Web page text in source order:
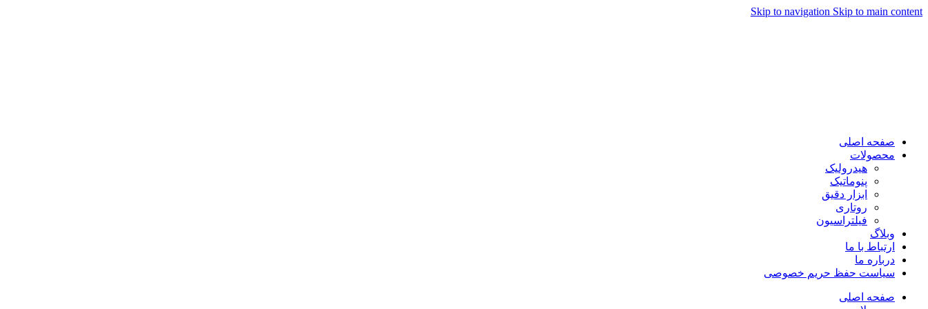
Skip to navigation Skip to main content
صفحه اصلی
محصولات
هیدرولیک
پنوماتیک
ابزار دقیق
روتاری
فیلتراسیون
وبلاگ
ارتباط با ما
درباره ما
سیاست حفظ حریم خصوصی
صفحه اصلی